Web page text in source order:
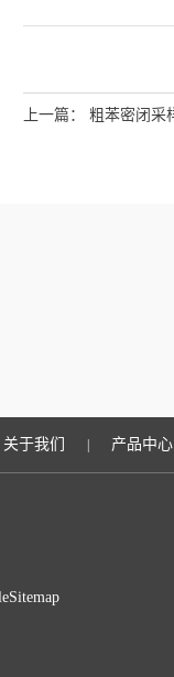
上一篇： 粗苯密闭采
关于我们 产品中心